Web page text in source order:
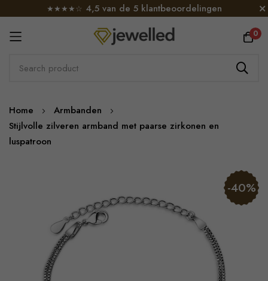
★★★★☆ 4,5 van de 5 klantbeoordelingen
0
Skip
to
Content
Home
Armbanden
Stijlvolle zilveren armband met paarse zirkonen en
luspatroon
-40%